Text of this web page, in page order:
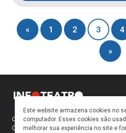
« 1 2 3 4
»
Como faço para ir ao teatro? Onde
Quais peças estão em cartaz?
Este website armazena cookies no
computador. Esses cookies são
melhorar sua experiência no site e